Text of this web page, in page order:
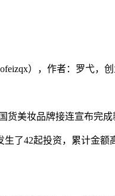
），作者：罗弋，创
美妆品牌接连宣布完
了42起投资，累计金